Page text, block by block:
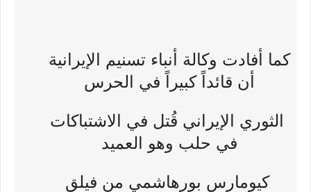
كما أفادت وكالة أنباء تسنيم الإيرانية
أن قائداً كبيراً في الحرس
الثوري الإيراني قُتل في الاشتباكات
في حلب وهو العميد
كيومارس بورهاشمي من فيلق